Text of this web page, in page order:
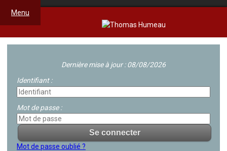
Menu
Dernière mise à jour : 08/08/2026
Identifiant :
Mot de passe :
Mot de passe oublié ?